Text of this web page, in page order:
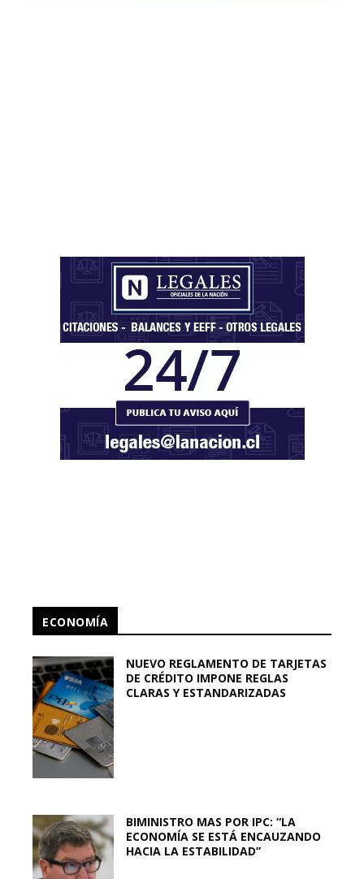
ECONOMÍA
NUEVO REGLAMENTO DE TARJETAS
DE CRÉDITO IMPONE REGLAS
CLARAS Y ESTANDARIZADAS
BIMINISTRO MAS POR IPC: “LA
ECONOMÍA SE ESTÁ ENCAUZANDO
HACIA LA ESTABILIDAD”